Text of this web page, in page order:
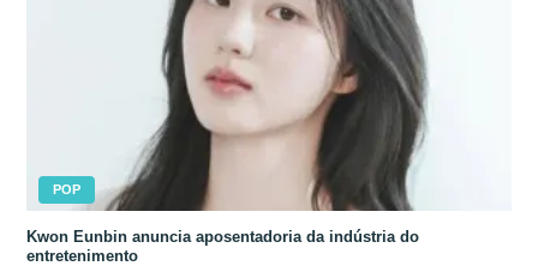
POP
Kwon Eunbin anuncia aposentadoria da indústria do
entretenimento